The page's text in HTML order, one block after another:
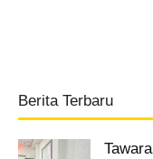
Berita Terbaru